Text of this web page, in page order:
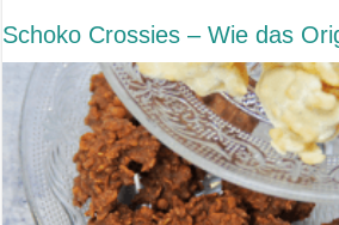
Schoko Crossies – Wie das